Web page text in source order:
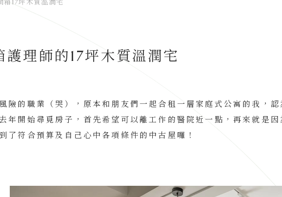
17坪木質溫潤宅
理師的17坪木質溫潤宅
險的職業（哭），原本和朋友們一起合租一層家庭式公寓的我，認
年開始尋覓房子，首先希望可以離工作的醫院近一點，再來就是因
符合預算及自己心中各項條件的中古屋囉！